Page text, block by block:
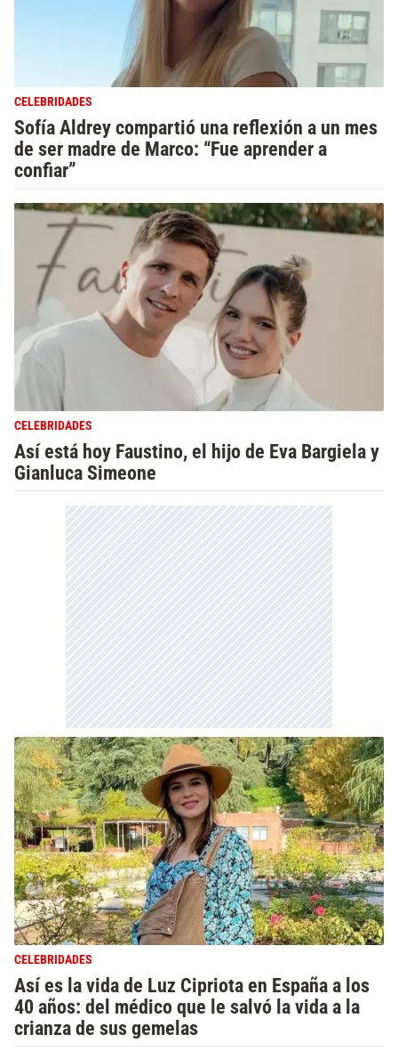
CELEBRIDADES
Sofía Aldrey compartió una reflexión a un mes
de ser madre de Marco: “Fue aprender a
confiar”
CELEBRIDADES
Así está hoy Faustino, el hijo de Eva Bargiela y
Gianluca Simeone
CELEBRIDADES
Así es la vida de Luz Cipriota en España a los
40 años: del médico que le salvó la vida a la
crianza de sus gemelas